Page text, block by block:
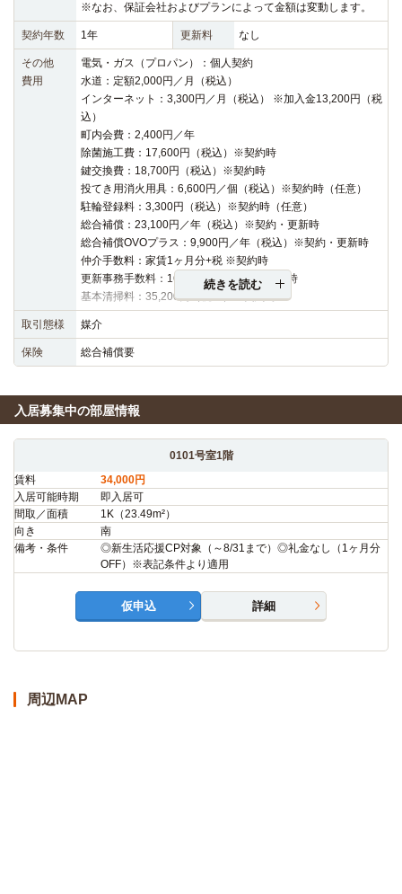
※なお、保証会社およびプランによって金額は変動します。
契約年数 1年 更新料 なし
その他
費用
電気・ガス（プロパン）：個人契約
水道：定額2,000円／月（税込）
インターネット：3,300円／月（税込） ※加入金13,200円（税
込）
町内会費：2,400円／年
除菌施工費：17,600円（税込）※契約時
鍵交換費：18,700円（税込）※契約時
投てき用消火用具：6,600円／個（税込）※契約時（任意）
駐輪登録料：3,300円（税込）※契約時（任意）
総合補償：23,100円／年（税込）※契約・更新時
総合補償OVOプラス：9,900円／年（税込）※契約・更新時
仲介手数料：家賃1ヶ月分+税 ※契約時
更新事務手数料：16,500円（税込）※更新時
基本清掃料：35,200円（税込）※契約時
続きを読む
取引態様 媒介
保険 総合補償要
入居募集中の部屋情報
0101号室1階
賃料
34,000円
入居可能時期
即入居可
間取／面積
1K（23.49m²）
向き
南
備考・条件
◎新生活応援CP対象（～8/31まで）◎礼金なし（1ヶ月分
OFF）※表記条件より適用
仮申込 詳細
周辺MAP